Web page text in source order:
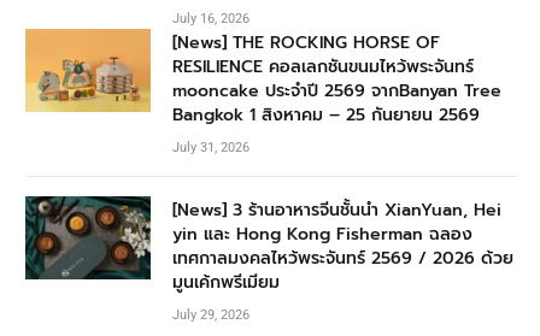
July 16, 2026
[News] THE ROCKING HORSE OF
RESILIENCE คอลเลกชันขนมไหว้พระจันทร์
mooncake ประจำปี 2569 จากBanyan Tree
Bangkok 1 สิงหาคม – 25 กันยายน 2569
July 31, 2026
[News] 3 ร้านอาหารจีนชั้นนำ XianYuan, Hei
yin และ Hong Kong Fisherman ฉลอง
เทศกาลมงคลไหว้พระจันทร์ 2569 / 2026 ด้วย
มูนเค้กพรีเมียม
July 29, 2026